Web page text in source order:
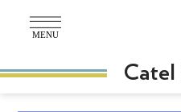
MENU
Catel